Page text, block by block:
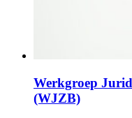
Werkgroep
(WJZB)